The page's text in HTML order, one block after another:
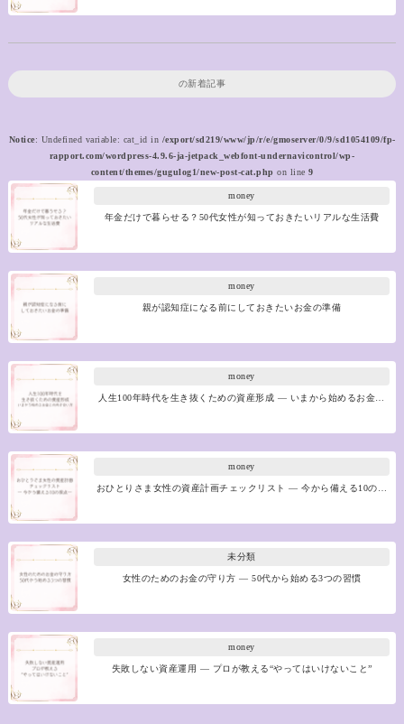
の新着記事
Notice: Undefined variable: cat_id in /export/sd219/www/jp/r/e/gmoserver/0/9/sd1054109/fp-
rapport.com/wordpress-4.9.6-ja-jetpack_webfont-undernavicontrol/wp-
content/themes/gugulog1/new-post-cat.php on line 9
money
年金だけで暮らせる？50代女性が知っておきたいリアルな生活費
money
親が認知症になる前にしておきたいお金の準備
money
人生100年時代を生き抜くための資産形成 ― いまから始めるお金…
money
おひとりさま女性の資産計画チェックリスト ― 今から備える10の…
未分類
女性のためのお金の守り方 ― 50代から始める3つの習慣
money
失敗しない資産運用 ― プロが教える“やってはいけないこと”